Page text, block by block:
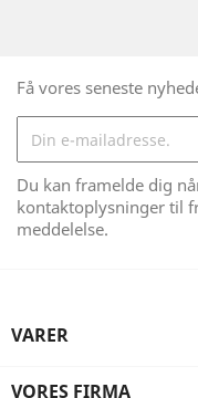
Få vores seneste
Du kan framelde dig
kontaktoplysninger til
meddelelse.
VARER
VORES FIRMA